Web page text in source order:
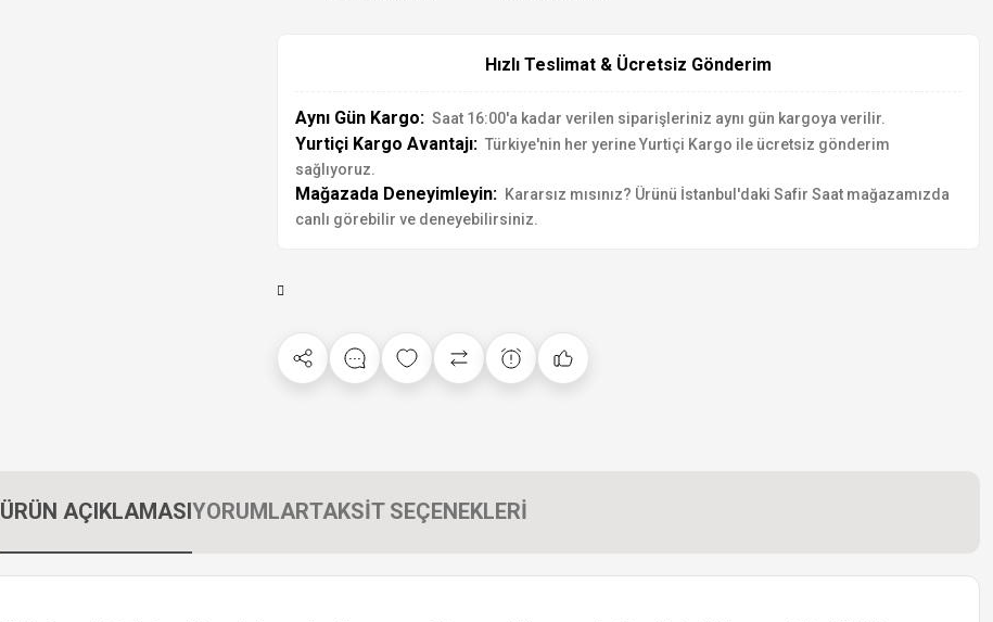
Hızlı Teslimat & Ücretsiz Gönderim
Aynı Gün Kargo: Saat 16:00'a kadar verilen siparişleriniz aynı gün kargoya verilir.
Yurtiçi Kargo Avantajı: Türkiye'nin her yerine Yurtiçi Kargo ile ücretsiz gönderim
sağlıyoruz.
Mağazada Deneyimleyin: Kararsız mısınız? Ürünü İstanbul'daki Safir Saat mağazamızda
canlı görebilir ve deneyebilirsiniz.
ÜRÜN AÇIKLAMASIYORUMLARTAKSİT SEÇENEKLERİ